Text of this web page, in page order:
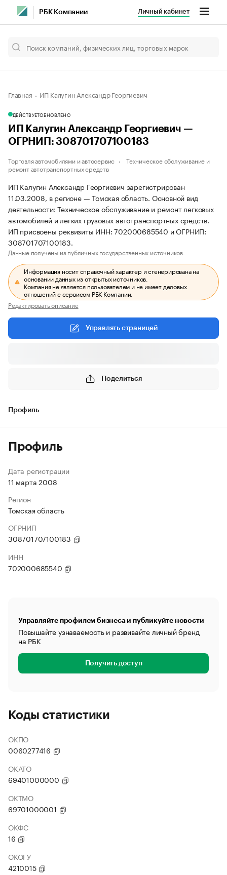
РБК Компании Личный кабинет
Главная ИП Калугин Александр Георгиевич
ДЕЙСТВУЕТОБНОВЛЕНО
ИП Калугин Александр Георгиевич —
ОГРНИП: 308701707100183
Торговля автомобилями и автосервис
Техническое обслуживание и
ремонт автотранспортных средств
ИП Калугин Александр Георгиевич зарегистрирован
11.03.2008, в регионе — Томская область. Основной вид
деятельности: Техническое обслуживание и ремонт легковых
автомобилей и легких грузовых автотранспортных средств.
ИП присвоены реквизиты ИНН: 702000685540 и ОГРНИП:
308701707100183.
Данные получены из публичных государственных источников.
Информация носит справочный характер и сгенерирована на
основании данных из открытых источников.
Компания не является пользователем и не имеет деловых
отношений с сервисом РБК Компании.
Редактировать описание
Управлять страницей
Поделиться
Профиль
Профиль
Дата регистрации
11 марта 2008
Регион
Томская область
ОГРНИП
308701707100183
ИНН
702000685540
Управляйте профилем бизнеса и публикуйте новости
Повышайте узнаваемость и развивайте личный бренд
на РБК
Получить доступ
Коды статистики
ОКПО
0060277416
ОКАТО
69401000000
ОКТМО
69701000001
ОКФС
16
ОКОГУ
4210015